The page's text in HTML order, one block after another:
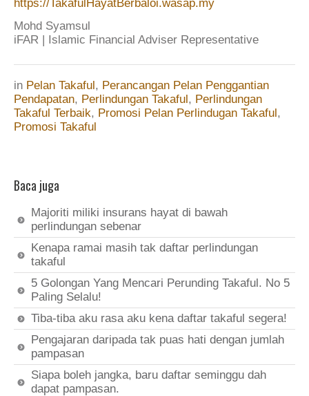
https://TakafulHayatBerbaloi.wasap.my
Mohd Syamsul
iFAR | Islamic Financial Adviser Representative
in Pelan Takaful , Perancangan Pelan Penggantian
Pendapatan, Perlindungan Takaful , Perlindungan
Takaful Terbaik, Promosi Pelan Perlindugan Takaful ,
Promosi Takaful
Baca juga
Majoriti miliki insurans hayat di bawah
perlindungan sebenar
Kenapa ramai masih tak daftar perlindungan
takaful
5 Golongan Yang Mencari Perunding Takaful. No 5
Paling Selalu!
Tiba-tiba aku rasa aku kena daftar takaful segera!
Pengajaran daripada tak puas hati dengan jumlah
pampasan
Siapa boleh jangka, baru daftar seminggu dah
dapat pampasan.